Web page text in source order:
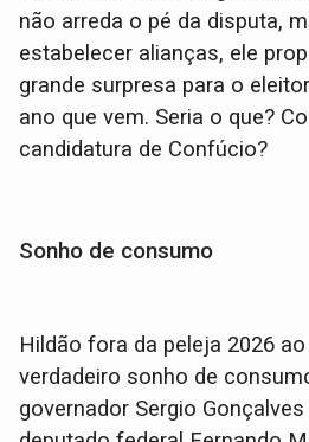
não arreda o pé da disputa,
estabelecer alianças, ele
grande surpresa para o
ano que vem. Seria o que?
candidatura de Confúcio?
Sonho de consumo
Hildão fora da peleja 2026 ao
verdadeiro sonho de
governador Sergio